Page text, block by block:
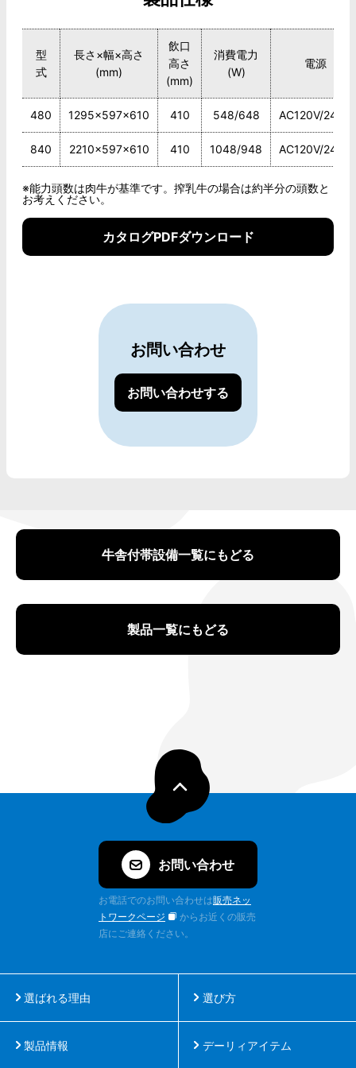
型
式
長さ×幅×高さ
(mm)
飲口
高さ
(mm)
消費電力
(W)
電源
480 1295×597×610 410 548/648 AC120V/240V
840 2210×597×610 410 1048/948 AC120V/240V
※能力頭数は肉牛が基準です。搾乳牛の場合は約半分の頭数と
お考えください。
カタログPDFダウンロード
お問い合わせ
お問い合わせする
牛舎付帯設備一覧にもどる
製品一覧にもどる
お問い合わせ
お電話でのお問い合わせは販売ネッ
トワークページ
からお近くの販売
店にご連絡ください。
選ばれる理由 選び方
製品情報 デーリィアイテム